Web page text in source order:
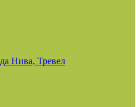
Нива, Тревел